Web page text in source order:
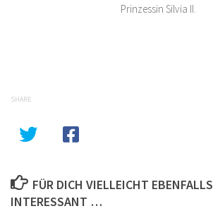
Prinzessin Silvia II.
SHARE
FÜR DICH VIELLEICHT EBENFALLS
INTERESSANT …